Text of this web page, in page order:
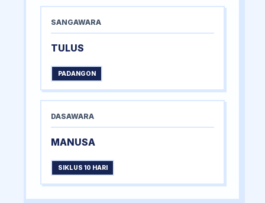
SANGAWARA
TULUS
PADANGON
DASAWARA
MANUSA
SIKLUS 10 HARI